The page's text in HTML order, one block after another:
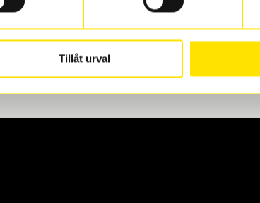
Tillåt urval